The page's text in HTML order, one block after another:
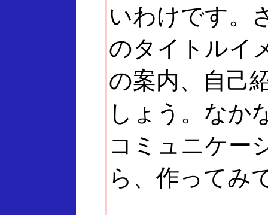
いわけです。
のタイトルイ
の案内、自己
しょう。なか
コミュニケー
ら、作ってみ